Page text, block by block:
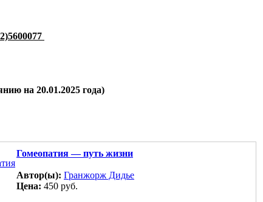
на 20.01.2025 года)
Гомеопатия — путь жизни
Автор(ы): Гранжорж Дидье
Цена: 450 руб.